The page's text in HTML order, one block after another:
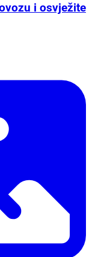
i osvježite